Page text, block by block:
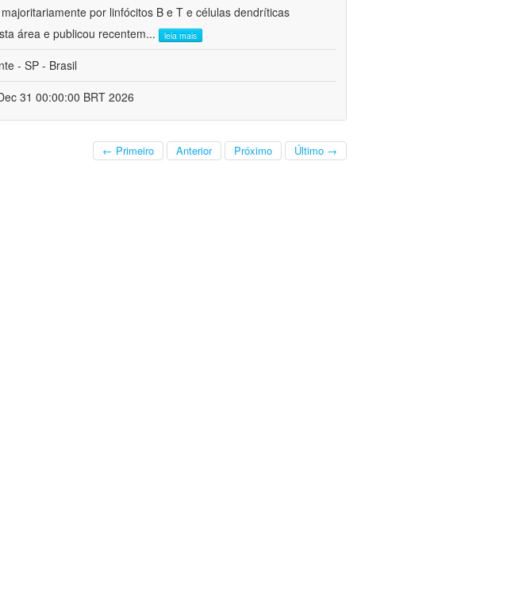
por linfócitos B e T e células dendríticas
área e publicou recentem... leia mais
- SP - Brasil
31 00:00:00 BRT 2026
← Primeiro Anterior Próximo Último →